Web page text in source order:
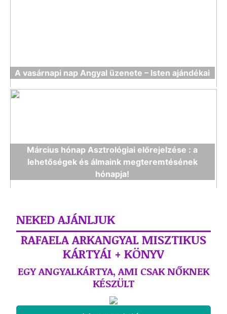
A vasárnapi nap Angyal üzenete – Isten ajándékai
Március hónap Asztrológiai előrejelzése : a
lehetőségek és álmaink megteremtésének
hónapja!
NEKED AJÁNLJUK
RAFAELA ARKANGYAL MISZTIKUS
KÁRTYÁI + KÖNYV
EGY ANGYALKÁRTYA, AMI CSAK NŐKNEK
KÉSZÜLT